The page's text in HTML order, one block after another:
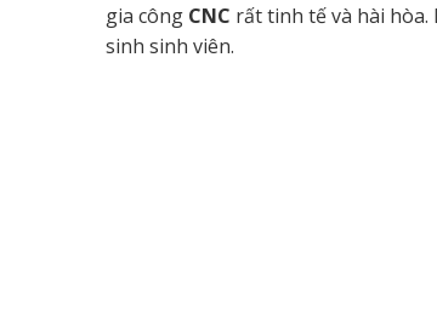
gia công CNC rất tinh tế và hài hòa.
sinh sinh viên.